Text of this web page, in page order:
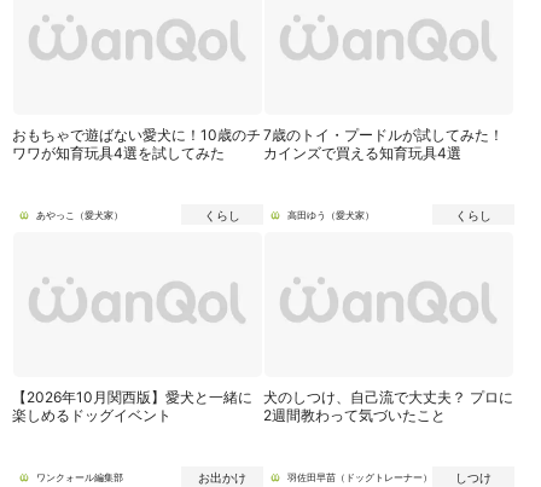
おもちゃで遊ばない愛犬に！10歳のチ
ワワが知育玩具4選を試してみた
あやっこ（愛犬家） くらし
7歳のトイ・プードルが試してみた！
カインズで買える知育玩具4選
高田ゆう（愛犬家） くらし
【2026年10月関西版】愛犬と一緒に
楽しめるドッグイベント
ワンクォール編集部 お出かけ
犬のしつけ、自己流で大丈夫？ プロに
2週間教わって気づいたこと
羽佐田早苗（ドッグトレーナー） しつけ